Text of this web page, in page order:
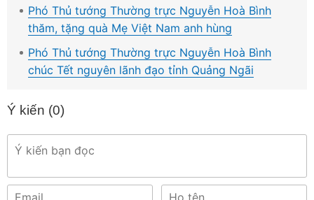
Phó Thủ tướng Thường trực Nguyễn Hoà Bình
thăm, tặng quà Mẹ Việt Nam anh hùng
Phó Thủ tướng Thường trực Nguyễn Hoà Bình
chúc Tết nguyên lãnh đạo tỉnh Quảng Ngãi
Ý kiến (0)